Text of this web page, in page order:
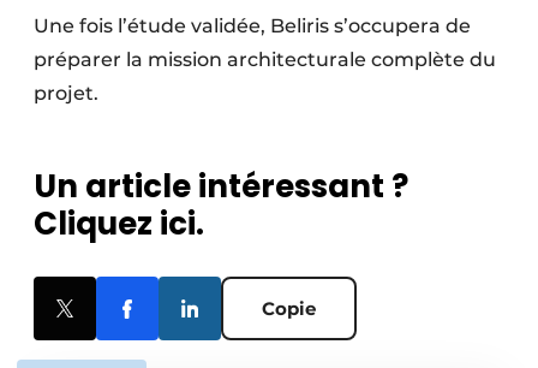
Géotextiles
Infrastructures souterraines et égouttage
Rénovation
Sécurité incendie
Software
Techniques ferroviaires
Une fois l’étude validée, Beliris s’occupera de
préparer la mission architecturale complète du
projet.
Un article intéressant ?
Cliquez ici.
Copie